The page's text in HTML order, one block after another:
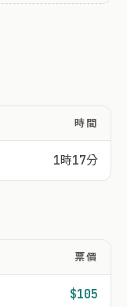
時間
1時17分
票價
$105